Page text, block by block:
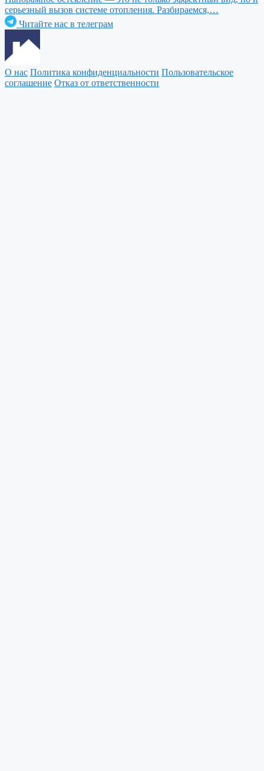
серьезный вызов системе отопления. Разбираемся,…
Читайте нас в телеграм
О нас Политика конфиденциальности Пользовательское
соглашение Отказ от ответственности